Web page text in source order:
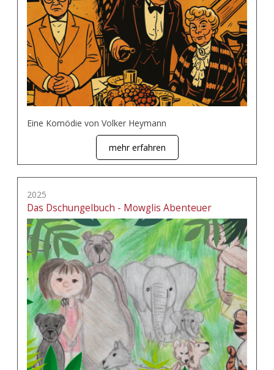
Eine Komödie von Volker Heymann
mehr erfahren
2025
Das Dschungelbuch - Mowglis Abenteuer